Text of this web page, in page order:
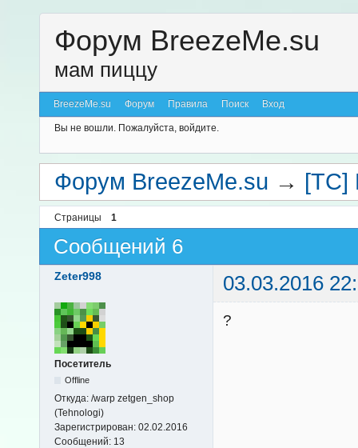
Форум BreezeMe.su
мам пиццу
BreezeMe.su Форум Правила Поиск Вход
Вы не вошли. Пожалуйста, войдите.
Форум BreezeMe.su → [TC]
Страницы 1
Сообщений 6
Zeter998 03.03.2016
Посетитель
Offline
Откуда: /warp zetgen_shop
(Tehnologi)
Зарегистрирован: 02.02.2016
Сообщений: 13
?